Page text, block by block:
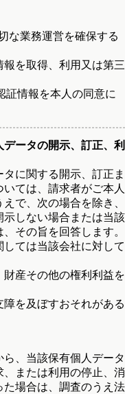
な業務運営を確保する
を取得、利用又は第三
証情報を本人の同意に
ータの開示、訂正、利
に関する開示、訂正ま
ては、請求者がご本人
で、次の場合を除き、
しない場合または当該
その旨を回答します。
ては当該会社に対して
財産その他の権利利益を
障を及ぼすおそれがある
、当該保有個人データ
または利用の停止、消
場合は、調査のうえ法